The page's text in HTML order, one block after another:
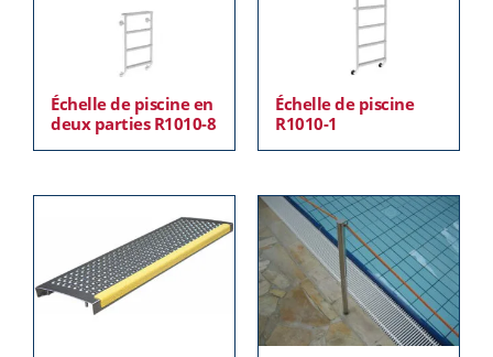
Échelle de piscine en
deux parties R1010-8
Échelle de piscine
R1010-1